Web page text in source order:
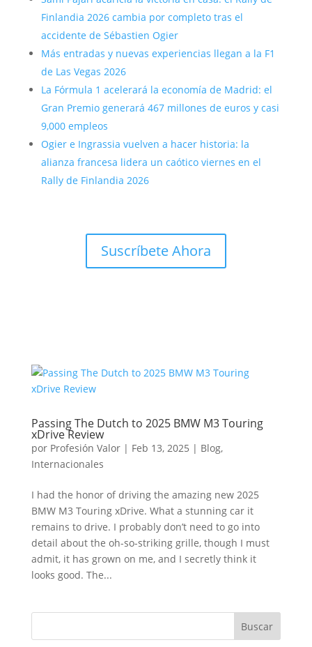
Finlandia 2026 cambia por completo tras el
accidente de Sébastien Ogier
Más entradas y nuevas experiencias llegan a la F1
de Las Vegas 2026
La Fórmula 1 acelerará la economía de Madrid: el
Gran Premio generará 467 millones de euros y casi
9,000 empleos
Ogier e Ingrassia vuelven a hacer historia: la
alianza francesa lidera un caótico viernes en el
Rally de Finlandia 2026
Suscríbete Ahora
Passing The Dutch to 2025 BMW M3 Touring
xDrive Review
por Profesión Valor| Feb 13, 2025 | Blog,
Internacionales
I had the honor of driving the amazing new 2025
BMW M3 Touring xDrive. What a stunning car it
remains to drive. I probably don’t need to go into
detail about the oh-so-striking grille, though I must
admit, it has grown on me, and I secretly think it
looks good. The...
Buscar